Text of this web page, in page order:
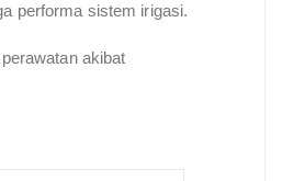
performa sistem irigasi.
akibat